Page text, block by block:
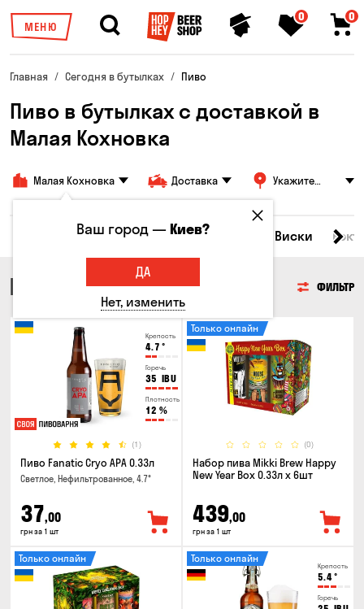
МЕНЮ
0 0
Главная Сегодня в бутылках Пиво
Пиво в бутылках с доставкой в
Малая Кохновка
Малая Кохновка Доставка
Укажите
Все товары Пиво Сидр Виски
ПИВО ФИЛЬТР
Крепость
4.7 °
Горечь
35 IBU
Плотность
12 %
(1)
Пиво Fanatic Cryo APA 0.33л
Светлое, Нефильтрованное, 4.7°
37,00
грн за 1 шт
(0)
Только онлайн
Набор пива Mikki Brew Happy
New Year Box 0.33л x 6шт
439,00
грн за 1 шт
Только онлайн
Крепость
5.4°
Горечь
Только онлайн
Ваш город —Киев?
ДА
Нет, изменить